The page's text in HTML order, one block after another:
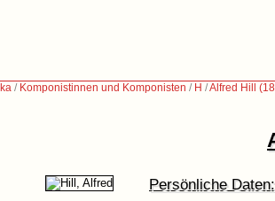
/ Komponistinnen und Komponisten / H /Alfred Hill
Persönliche Daten: